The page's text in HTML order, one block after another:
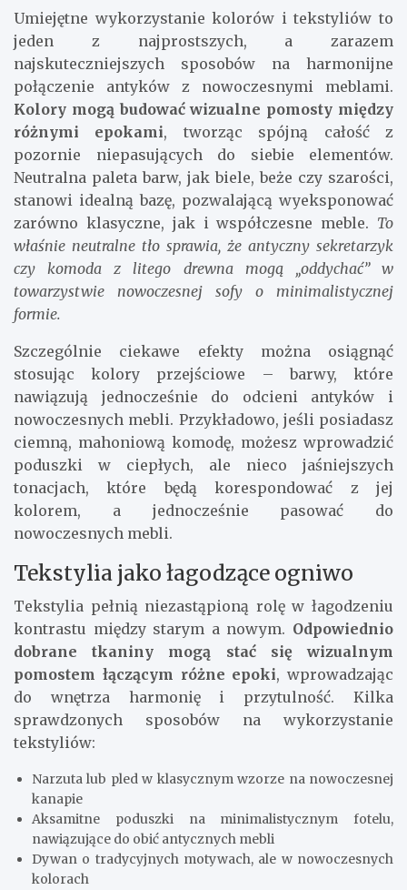
Umiejętne wykorzystanie kolorów i tekstyliów to
jeden z najprostszych, a zarazem
najskuteczniejszych sposobów na harmonijne
połączenie antyków z nowoczesnymi meblami.
Kolory mogą budować wizualne pomosty między
różnymi epokami, tworząc spójną całość z
pozornie niepasujących do siebie elementów.
Neutralna paleta barw, jak biele, beże czy szarości,
stanowi idealną bazę, pozwalającą wyeksponować
zarówno klasyczne, jak i współczesne meble. To
właśnie neutralne tło sprawia, że antyczny sekretarzyk
czy komoda z litego drewna mogą „oddychać” w
towarzystwie nowoczesnej sofy o minimalistycznej
formie.
Szczególnie ciekawe efekty można osiągnąć
stosując kolory przejściowe – barwy, które
nawiązują jednocześnie do odcieni antyków i
nowoczesnych mebli. Przykładowo, jeśli posiadasz
ciemną, mahoniową komodę, możesz wprowadzić
poduszki w ciepłych, ale nieco jaśniejszych
tonacjach, które będą korespondować z jej
kolorem, a jednocześnie pasować do
nowoczesnych mebli.
Tekstylia jako łagodzące ogniwo
Tekstylia pełnią niezastąpioną rolę w łagodzeniu
kontrastu między starym a nowym. Odpowiednio
dobrane tkaniny mogą stać się wizualnym
pomostem łączącym różne epoki, wprowadzając
do wnętrza harmonię i przytulność. Kilka
sprawdzonych sposobów na wykorzystanie
tekstyliów:
Narzuta lub pled w klasycznym wzorze na nowoczesnej
kanapie
Aksamitne poduszki na minimalistycznym fotelu,
nawiązujące do obić antycznych mebli
Dywan o tradycyjnych motywach, ale w nowoczesnych
kolorach